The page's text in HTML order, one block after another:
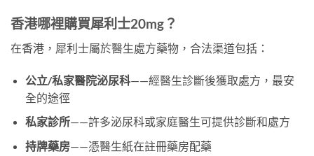
香港哪裡購買犀利士20mg？
在香港，犀利士屬於醫生處方藥物，合法渠道包括：
公立/私家醫院泌尿科——經醫生診斷後獲取處方，最安
全的途徑
私家診所——許多泌尿科或家庭醫生可提供診斷和處方
持牌藥房——憑醫生紙在註冊藥房配藥